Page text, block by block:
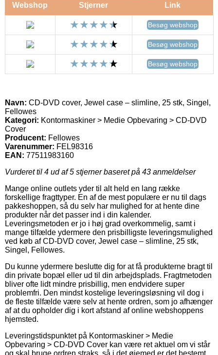
Webshop Stjerner Link
Besøg webshop
Besøg webshop
Besøg webshop
Navn: CD-DVD cover, Jewel case – slimline, 25 stk, Singel,
Fellowes
Kategori: Kontormaskiner > Medie Opbevaring > CD-DVD
Cover
Producent: Fellowes
Varenummer: FEL98316
EAN: 77511983160
Vurderet til 4 ud af 5 stjerner baseret på 43 anmeldelser
Mange online outlets yder til alt held en lang række
forskellige fragttyper. En af de mest populære er nu til dags
pakkeshoppen, så du selv har mulighed for at hente dine
produkter når det passer ind i din kalender.
Leveringsmetoden er jo i høj grad overkommelig, samt i
mange tilfælde ydermere den prisbilligste leveringsmulighed
ved køb af CD-DVD cover, Jewel case – slimline, 25 stk,
Singel, Fellowes.
Du kunne ydermere beslutte dig for at få produkterne bragt til
din private bopæl eller ud til din arbejdsplads. Fragtmetoden
bliver ofte lidt mindre prisbillig, men endvidere super
problemfri. Den mindst kostelige leveringsløsning vil dog i
de fleste tilfælde være selv at hente ordren, som jo afhænger
af at du opholder dig i kort afstand af online webshoppens
hjemsted.
Leveringstidspunktet på Kontormaskiner > Medie
Opbevaring > CD-DVD Cover kan være ret aktuel om vi står
og skal bruge ordren straks, så i det øjemed er det bestemt